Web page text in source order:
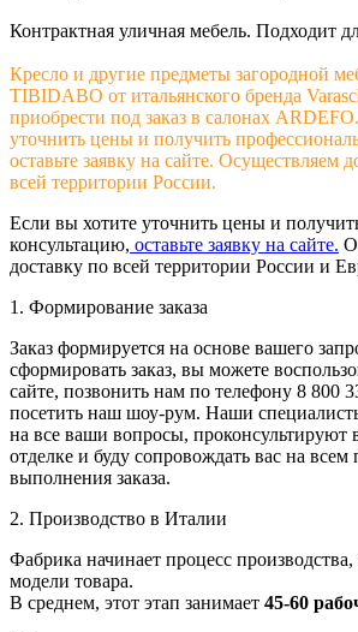
Контрактная уличная мебель. Подходит
Кресло и другие предметы загородной
TIBIDABO от итальянского бренда
приобрести под заказ в салонах
уточнить цены и получить
оставьте заявку на сайте. Осуществляем
всей территории России.
Если вы хотите уточнить цены и
консультацию, оставьте заявку на сайте.
доставку по всей территории России и
1. Формирование заказа
Заказ формируется на основе вашего
сформировать заказ, вы можете
сайте, позвонить нам по телефону 8 800
посетить наш шоу-рум. Наши
на все ваши вопросы, проконсультируют
отделке и буду сопровождать вас на
выполнения заказа.
2. Производство в Италии
Фабрика начинает процесс
модели товара.
В среднем, этот этап занимает 45-60